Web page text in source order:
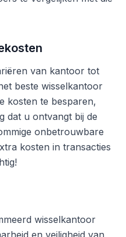
van kantoor tot
beste wisselkantoor
kosten te besparen,
dat u ontvangt bij de
onbetrouwbare
kosten in transacties
wisselkantoor
en veiligheid van